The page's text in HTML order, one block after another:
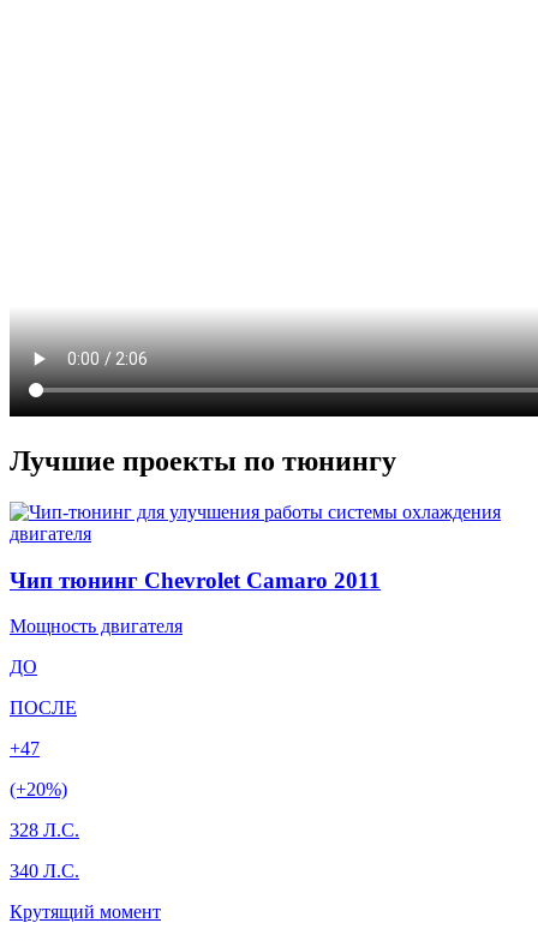
Лучшие проекты по тюнингу
Чип тюнинг Chevrolet Camaro 2011
Мощность двигателя
ДО
ПОСЛЕ
+47
(+20%)
328 Л.С.
340 Л.С.
Крутящий момент